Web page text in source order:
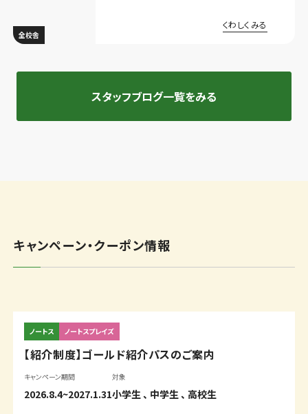
全校舎
くわしくみる
スタッフブログ一覧をみる
キャンペーン・クーポン情報
ノートス ノートスプレイズ
【紹介制度】ゴールド紹介パスのご案内
キャンペーン期間
2026.8.4~2027.1.31
対象
小学生 中学生 高校生